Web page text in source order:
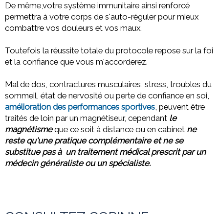
De même,votre système immunitaire ainsi renforcé
permettra à votre corps de s'auto-réguler pour mieux
combattre vos douleurs et vos maux.
Toutefois la réussite totale du protocole repose sur la foi
et la confiance que vous m'accorderez.
Mal de dos, contractures musculaires, stress, troubles du
sommeil, état de nervosité ou perte de confiance en soi,
amélioration des performances sportives, peuvent être
traités de loin par un magnétiseur, cependant le
magnétismeque ce soit à distance ou en cabinet ne
reste qu'une pratique complémentaire et ne se
substitue pas à un traitement médical prescrit par un
médecin généraliste ou un spécialiste.